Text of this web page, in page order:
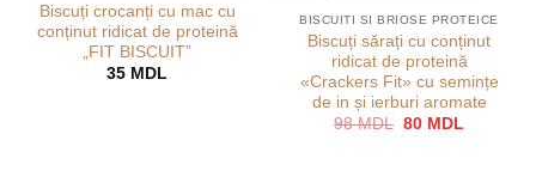
Biscuți crocanți cu mac cu
conținut ridicat de proteină
„FIT BISCUIT”
35 MDL
BISCUITI SI BRIOSE PROTEICE
Biscuți sărați cu conținut
ridicat de proteină
«Crackers Fit» cu semințe
de in și ierburi aromate
98MDL Prețul
80 MDL